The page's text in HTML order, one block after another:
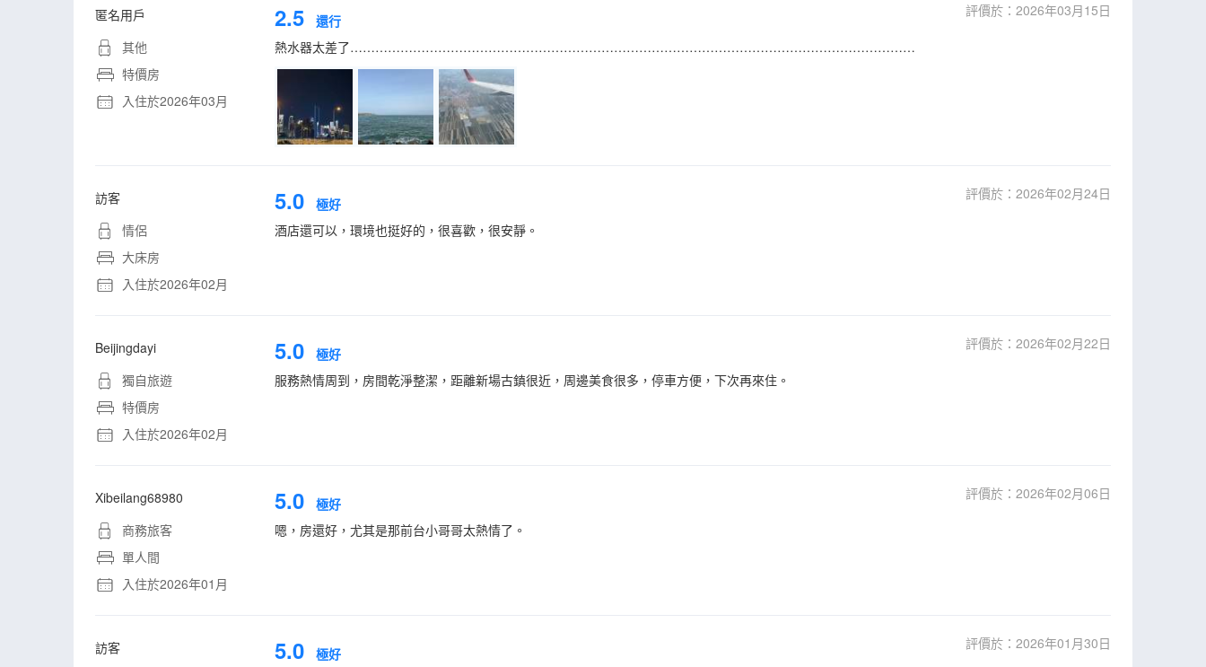
匿名用戶
其他
特價房
入住於2026年03月
2.5 還行
評價於：2026年03月15日
熱水器太差了………………………………………………………………………………………………………………………
訪客
情侶
大床房
入住於2026年02月
5.0 極好
評價於：2026年02月24日
酒店還可以，環境也挺好的，很喜歡，很安靜。
Beijingdayi
獨自旅遊
特價房
入住於2026年02月
5.0 極好
評價於：2026年02月22日
服務熱情周到，房間乾淨整潔，距離新場古鎮很近，周邊美食很多，停車方便，下次再來住。
Xibeilang68980
商務旅客
單人間
入住於2026年01月
5.0 極好
評價於：2026年02月06日
嗯，房還好，尤其是那前台小哥哥太熱情了。
訪客
5.0 極好
評價於：2026年01月30日